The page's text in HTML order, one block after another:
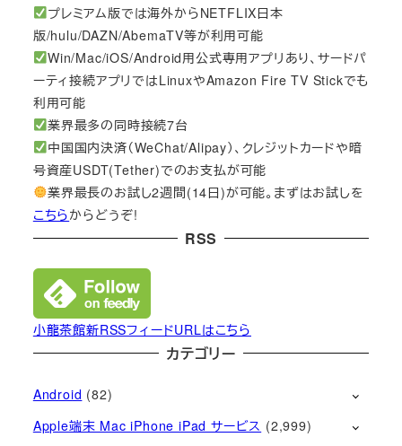
プレミアム版では海外からNETFLIX日本
版/hulu/DAZN/AbemaTV等が利用可能
Win/Mac/iOS/Android用公式専用アプリあり、サードパ
ーティ接続アプリではLinuxやAmazon Fire TV Stickでも
利用可能
業界最多の同時接続7台
中国国内決済（WeChat/Alipay）、クレジットカードや暗
号資産USDT(Tether)でのお支払が可能
業界最長のお試し2週間(14日)が可能。まずはお試しを
こちらからどうぞ!
RSS
小龍茶館新RSSフィードURLはこちら
カテゴリー
Android (82)
Apple端末 Mac iPhone iPad サービス (2,999)